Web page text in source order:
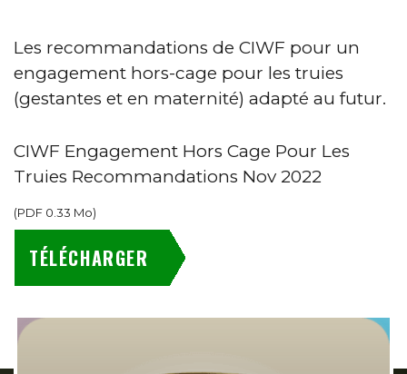
Les recommandations de CIWF pour un
engagement hors-cage pour les truies
(gestantes et en maternité) adapté au futur.
CIWF Engagement Hors Cage Pour Les
Truies Recommandations Nov 2022
(PDF 0.33 Mo)
TÉLÉCHARGER